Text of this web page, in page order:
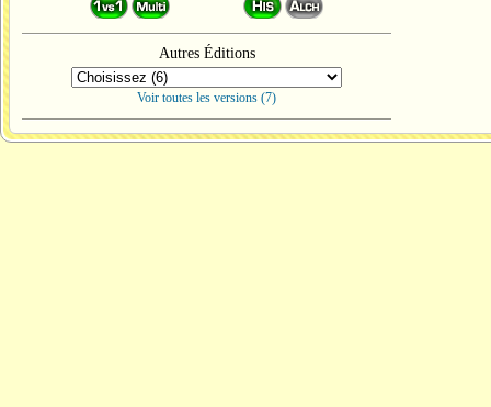
Autres Éditions
Voir toutes les versions (7)